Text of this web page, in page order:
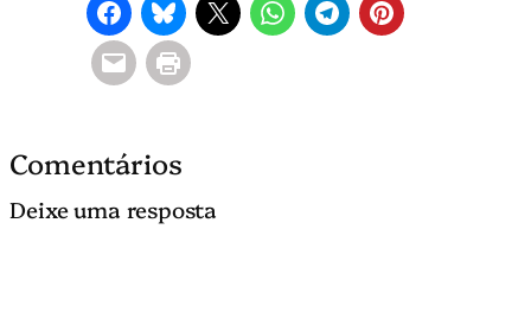
Comentários
Deixe uma resposta